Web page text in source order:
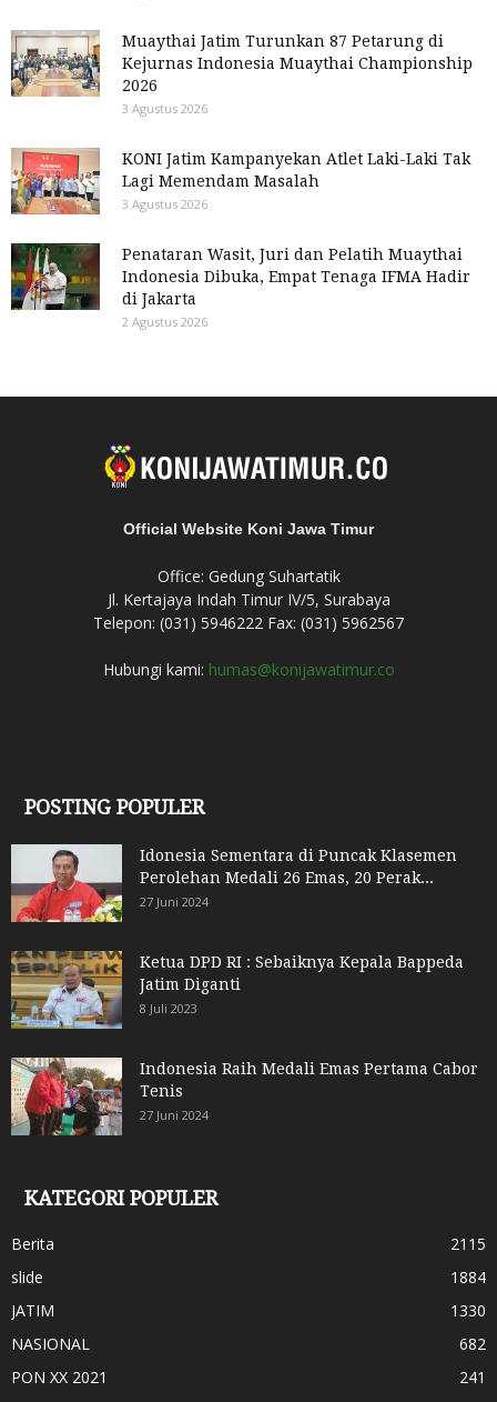
Muaythai Jatim Turunkan 87 Petarung di
Kejurnas Indonesia Muaythai Championship
2026
3 Agustus 2026
KONI Jatim Kampanyekan Atlet Laki-Laki Tak
Lagi Memendam Masalah
3 Agustus 2026
Penataran Wasit, Juri dan Pelatih Muaythai
Indonesia Dibuka, Empat Tenaga IFMA Hadir
di Jakarta
2 Agustus 2026
Official Website Koni Jawa Timur
Office: Gedung Suhartatik
Jl. Kertajaya Indah Timur IV/5, Surabaya
Telepon: (031) 5946222 Fax: (031) 5962567
Hubungi kami: humas@konijawatimur.co
POSTING POPULER
Idonesia Sementara di Puncak Klasemen
Perolehan Medali 26 Emas, 20 Perak...
27 Juni 2024
Ketua DPD RI : Sebaiknya Kepala Bappeda
Jatim Diganti
8 Juli 2023
Indonesia Raih Medali Emas Pertama Cabor
Tenis
27 Juni 2024
KATEGORI POPULER
Berita
2115
slide
1884
JATIM
1330
NASIONAL
682
PON XX 2021
241